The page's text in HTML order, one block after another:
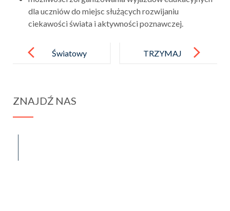
dla uczniów do miejsc służących rozwijaniu
ciekawości świata i aktywności poznawczej.
navigation
Światowy
TRZYMAJ
ZNAJDŹ NAS